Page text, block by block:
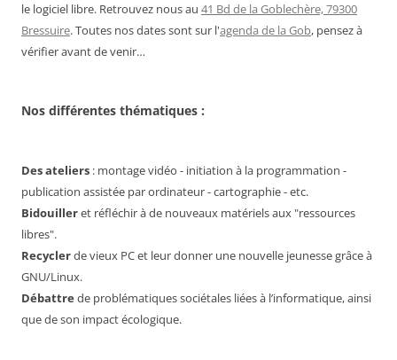
le logiciel libre. Retrouvez nous au 41 Bd de la Goblechère, 79300
Bressuire. Toutes nos dates sont sur l'agenda de la Gob, pensez à
vérifier avant de venir…
Nos différentes thématiques :
Des ateliers : montage vidéo - initiation à la programmation -
publication assistée par ordinateur - cartographie - etc.
Bidouilleret réfléchir à de nouveaux matériels aux "ressources
libres".
Recyclerde vieux PC et leur donner une nouvelle jeunesse grâce à
GNU/Linux.
Débattre de problématiques sociétales liées à l’informatique, ainsi
que de son impact écologique.